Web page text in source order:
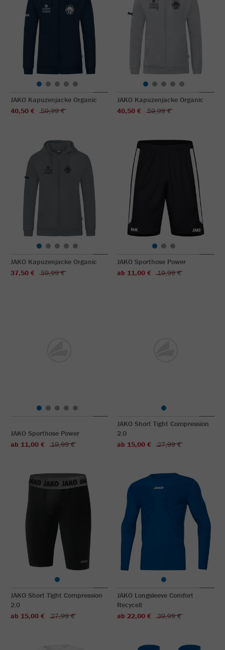
JAKO Kapuzenjacke Organic
40,50 €
59,99 €
JAKO Kapuzenjacke Organic
40,50 €
59,99 €
JAKO Kapuzenjacke Organic
37,50 €
59,99 €
JAKO Sporthose Power
ab 11,00 €
19,99 €
JAKO Sporthose Power
ab 11,00 €
19,99 €
JAKO Short Tight Compression
2.0
ab 15,00 €
27,99 €
JAKO Short Tight Compression
2.0
ab 15,00 €
27,99 €
JAKO Longsleeve Comfort
Recycelt
ab 22,00 €
39,99 €